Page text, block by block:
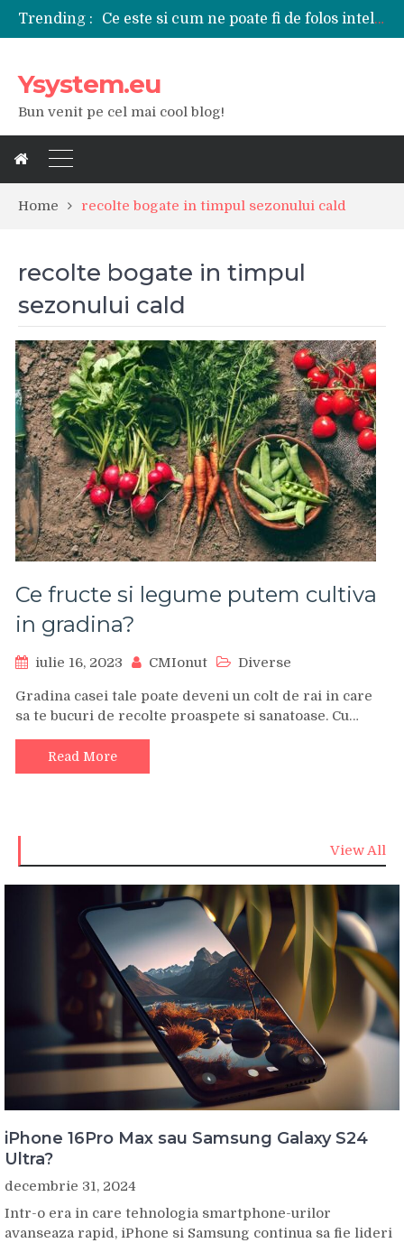
Trending :
Ce este si cum ne poate fi de folos inteligenta artificiala?
Tipuri de polizoare de care este nevoie intr-un atelier
Cele mai bune smartphone-uri lansate in anul 2024
Ysystem.eu
Bun venit pe cel mai cool blog!
Home recolte bogate in timpul sezonului cald
recolte bogate in timpul
sezonului cald
Ce fructe si legume putem cultiva
in gradina?
iulie 16, 2023 CMIonut Diverse
Gradina casei tale poate deveni un colt de rai in care
sa te bucuri de recolte proaspete si sanatoase. Cu…
Read More
View All
iPhone 16Pro Max sau Samsung Galaxy S24
Ultra?
decembrie 31, 2024
Intr-o era in care tehnologia smartphone-urilor
avanseaza rapid, iPhone si Samsung continua sa fie lideri